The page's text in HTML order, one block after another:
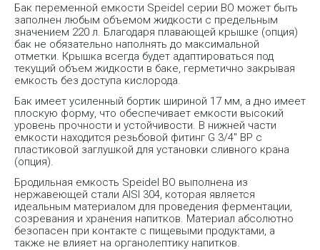
Бак переменной емкости Speidel серии BO может быть
заполнен любым объемом жидкости с предельным
значением 220 л. Благодаря плавающей крышке (опция)
бак не обязательно наполнять до максимальной
отметки. Крышка всегда будет адаптироваться под
текущий объем жидкости в баке, герметично закрывая
емкость без доступа кислорода.
Бак имеет усиленный бортик шириной 17 мм, а дно имеет
плоскую форму, что обеспечивает емкости высокий
уровень прочности и устойчивости. В нижней части
емкости находится резьбовой фитинг G 3/4″ ВР с
пластиковой заглушкой для установки сливного крана
(опция).
Бродильная емкость Speidel BO выполнена из
нержавеющей стали AISI 304, которая является
идеальным материалом для проведения ферментации,
созревания и хранения напитков. Материал абсолютно
безопасен при контакте с пищевыми продуктами, а
также не влияет на органолептику напитков.